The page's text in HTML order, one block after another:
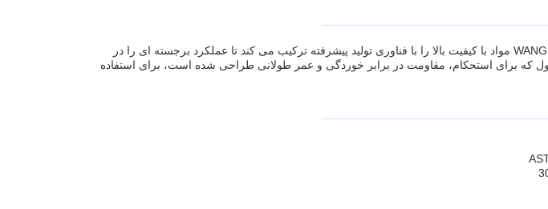
لوله جوش داده شده استیل ضد زنگ از WANGKUN PIPE مواد با کیفیت بالا را با فناوری تولید پیشرفته ترکیب می کند تا عملکرد برجسته ای را در
که برای استحکام، مقاومت در برابر خوردگی و عمر طولانی طراحی شده است، برای استفاده